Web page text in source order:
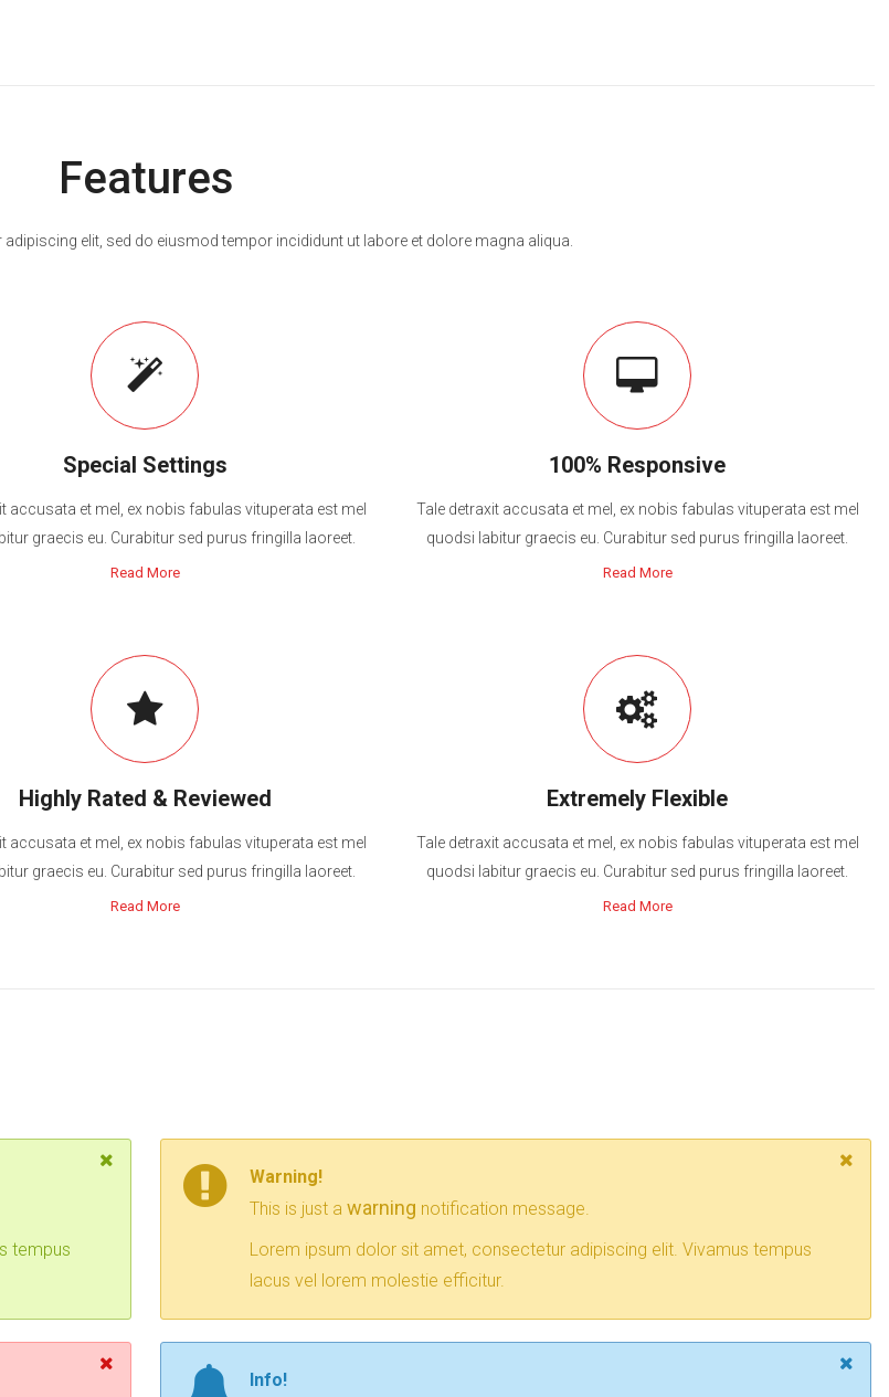
Features
elit, sed do eiusmod tempor incididunt ut labore et dolore magna aliqua.
Special Settings
accusata et mel, ex nobis fabulas vituperata est mel
graecis eu. Curabitur sed purus fringilla laoreet.
Read More
100% Responsive
Tale detraxit accusata et mel, ex nobis fabulas vituperata est mel
quodsi labitur graecis eu. Curabitur sed purus fringilla laoreet.
Read More
Highly Rated & Reviewed
accusata et mel, ex nobis fabulas vituperata est mel
graecis eu. Curabitur sed purus fringilla laoreet.
Read More
Extremely Flexible
Tale detraxit accusata et mel, ex nobis fabulas vituperata est mel
quodsi labitur graecis eu. Curabitur sed purus fringilla laoreet.
Read More
tempus
Warning!
This is just a warning notification message.
Lorem ipsum dolor sit amet, consectetur adipiscing elit. Vivamus tempus
lacus vel lorem molestie efficitur.
Info!